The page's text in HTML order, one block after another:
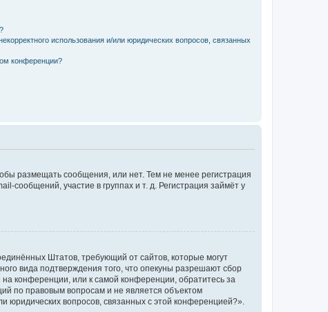
использования и/или юридических вопросов, связанных
конференции?
размещать сообщения, или нет. Тем не менее регистрация
участие в группах и т. д. Регистрация займёт у
Штатов, требующий от сайтов, которые могут
вида подтверждения того, что опекуны разрешают сбор
конференции, или к самой конференции, обратитесь за
по правовым вопросам и не является объектом
юридических вопросов, связанных с этой конференцией?».